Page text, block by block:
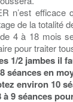
n’est
de la totalité
4 à 18 mois
pour traiter
1/2 jambes il
séances en
environ 10
9 séances